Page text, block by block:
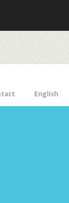
English